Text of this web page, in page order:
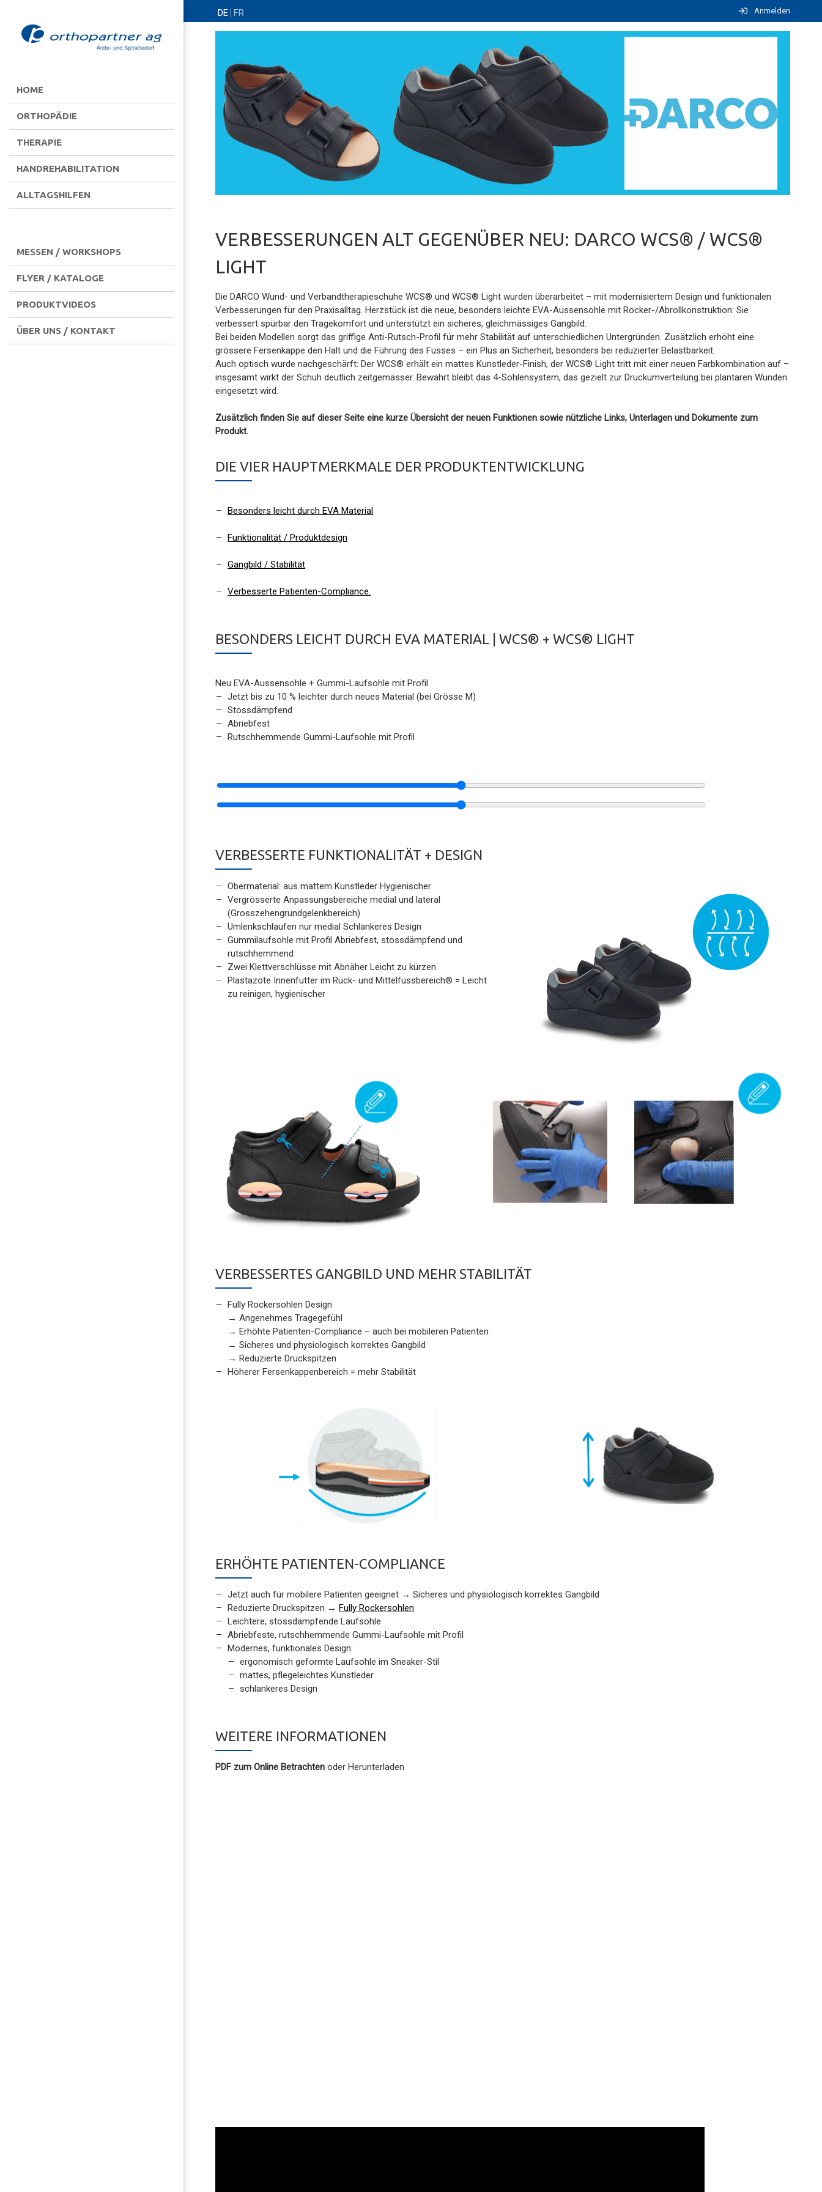
DE FR Anmelden
HOME
ORTHOPÄDIE
THERAPIE
HANDREHABILITATION
ALLTAGSHILFEN
MESSEN / WORKSHOPS
FLYER / KATALOGE
PRODUKTVIDEOS
ÜBER UNS / KONTAKT
VERBESSERUNGEN ALT GEGENÜBER NEU: DARCO WCS® / WCS®
LIGHT
Die DARCO Wund- und Verbandtherapieschuhe WCS® und WCS® Light wurden überarbeitet – mit modernisiertem Design und funktionalen
Verbesserungen für den Praxisalltag. Herzstück ist die neue, besonders leichte EVA-Aussensohle mit Rocker-/Abrollkonstruktion: Sie
verbessert spürbar den Tragekomfort und unterstützt ein sicheres, gleichmässiges Gangbild.
Bei beiden Modellen sorgt das griffige Anti-Rutsch-Profil für mehr Stabilität auf unterschiedlichen Untergründen. Zusätzlich erhöht eine
grössere Fersenkappe den Halt und die Führung des Fusses – ein Plus an Sicherheit, besonders bei reduzierter Belastbarkeit.
Auch optisch wurde nachgeschärft: Der WCS® erhält ein mattes Kunstleder-Finish, der WCS® Light tritt mit einer neuen Farbkombination auf –
insgesamt wirkt der Schuh deutlich zeitgemässer. Bewährt bleibt das 4-Sohlensystem, das gezielt zur Druckumverteilung bei plantaren Wunden
eingesetzt wird.
Zusätzlich finden Sie auf dieser Seite eine kurze Übersicht der neuen Funktionen sowie nützliche Links, Unterlagen und Dokumente zum
Produkt.
DIE VIER HAUPTMERKMALE DER PRODUKTENTWICKLUNG
Besonders leicht durch EVA Material
Funktionalität / Produktdesign
Gangbild / Stabilität
Verbesserte Patienten-Compliance.
BESONDERS LEICHT DURCH EVA MATERIAL | WCS® + WCS® LIGHT
Neu EVA-Aussensohle + Gummi-Laufsohle mit Profil
Jetzt bis zu 10 % leichter durch neues Material (bei Grösse M)
Stossdämpfend
Abriebfest
Rutschhemmende Gummi-Laufsohle mit Profil
VERBESSERTE FUNKTIONALITÄT + DESIGN
Obermaterial: aus mattem Kunstleder Hygienischer
Vergrösserte Anpassungsbereiche medial und lateral
(Grosszehengrundgelenkbereich)
Umlenkschlaufen nur medial Schlankeres Design
Gummilaufsohle mit Profil Abriebfest, stossdämpfend und
rutschhemmend
Zwei Klettverschlüsse mit Abnäher Leicht zu kürzen
Plastazote Innenfutter im Rück- und Mittelfussbereich® = Leicht
zu reinigen, hygienischer
VERBESSERTES GANGBILD UND MEHR STABILITÄT
Fully Rockersohlen Design
→ Angenehmes Tragegefühl
→ Erhöhte Patienten-Compliance – auch bei mobileren Patienten
→ Sicheres und physiologisch korrektes Gangbild
→ Reduzierte Druckspitzen
Höherer Fersenkappenbereich = mehr Stabilität
ERHÖHTE PATIENTEN-COMPLIANCE
Jetzt auch für mobilere Patienten geeignet → Sicheres und physiologisch korrektes Gangbild
Reduzierte Druckspitzen →Fully Rockersohlen
Leichtere, stossdämpfende Laufsohle
Abriebfeste, rutschhemmende Gummi-Laufsohle mit Profil
Modernes, funktionales Design:
ergonomisch geformte Laufsohle im Sneaker-Stil
mattes, pflegeleichtes Kunstleder
schlankeres Design
WEITERE INFORMATIONEN
PDF zum Online Betrachten oder Herunterladen